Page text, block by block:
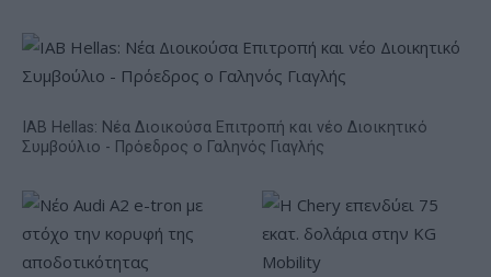
IAB Hellas: Νέα Διοικούσα Επιτροπή και νέο Διοικητικό
Συμβούλιο - Πρόεδρος ο Γαληνός Γιαγλής